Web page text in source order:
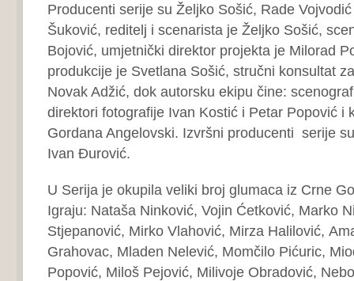
Producenti serije su Željko Sošić, Rade
Šuković, reditelj i scenarista je Željko Sošić,
Bojović, umjetnički direktor projekta je Milorad
produkcije je Svetlana Sošić, stručni konsultat
Novak Adžić, dok autorsku ekipu čine:
direktori fotografije Ivan Kostić i Petar Popović i
Gordana Angelovski. Izvršni producenti serije
Ivan Đurović.
U Serija je okupila veliki broj glumaca iz Crne
Igraju: Nataša Ninković, Vojin Ćetković, Marko
Stjepanović, Mirko Vlahović, Mirza Halilović,
Grahovac, Mladen Nelević, Momčilo Pićuric,
Popović, Miloš Pejović, Milivoje Obradović,